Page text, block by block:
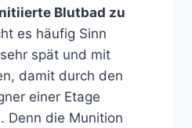
Blutbad zu
es häufig Sinn
spät und mit
damit durch den
einer Etage
Denn die Munition